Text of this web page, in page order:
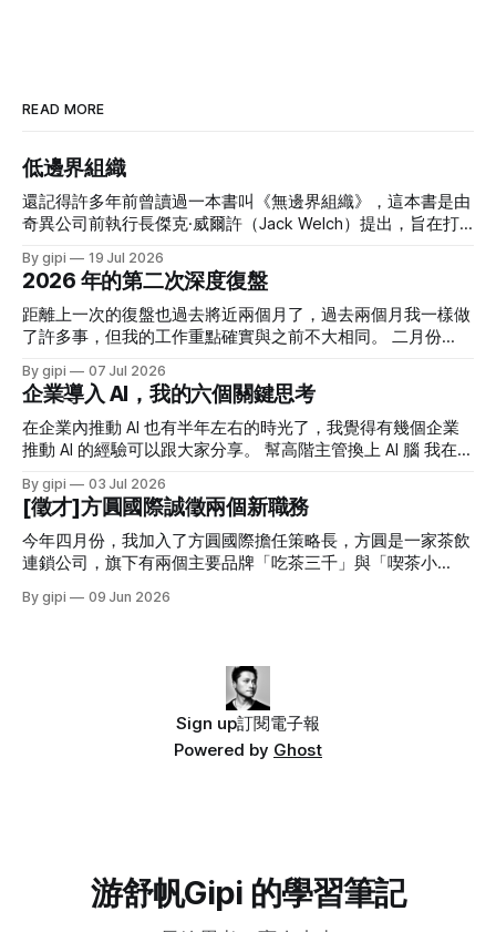
READ MORE
低邊界組織
還記得許多年前曾讀過一本書叫《無邊界組織》，這本書是由
奇異公司前執行長傑克·威爾許（Jack Welch）提出，旨在打
間的藩籬，以促進靈活性、創新和知識流動。 當年讀這本書
時覺得這概念很好，但 我也知道奇異本質上仍是一個高度強
勢、績效導向、中心權力清楚的大型企業。無邊界並不等於弱
化管理，反而是在強烈目標與績效要求下，移除妨礙執行的障
的一種政令宣達 - 你們要好好合作，你們不要樹立穀倉。 思
考的起源 最近因 AI 引入組織內，讓我對企業的組織分工與架
構設計有了許多思考。近幾個月陸續有幾個人問我：「你覺得
AI 時代的組織架構會如何演進？會變得更扁平嗎？」 對於組
標。」(關於組織架構設計，可以參考：公司部門組織架構有
哪些？四種常見的組織架構與優缺點) 組織架構，不是最重要
的問題，優先思考的永遠是目標。 除了組織架構外，近幾年
最常被談論的問題就是「工程師要被 AI 取代了」、「AI
By gipi 19 Jul 2026
2026 年的第二次深度復盤
距離上一次的復盤也過去將近兩個月了，過去兩個月我一樣做
了許多事，但我的工作重點確實與之前不大相同。 二月份
可能，也讓我重拾對工作的深度熱情。而六月份則是在熱情稍
稍消退，回歸客觀思考的一個過渡期。 四月份，我正式接任
方圓策略長一職，把自己的角色放在思考三五年以上的策略。
雖然還在適應中，但我還是有蠻多收穫的。很多艱難的決策是
實。 五六月份，我投入在方圓的時間超過三百小時，這讓我
反思真要做到影響一家公司的整體策略，我得花上多少時間才
夠。這個問題讓我對自己往後的工作方式有了新的啟發。 六
月份，我跟一家合作很久的企業主提案，取消預計要上的年度
直接把課程改成系統顧問案，因為他們遭遇的問題其實完全可
做事的方式，因為他讓效率提升了，也讓很多問題的解決方案
變多了；AI 也改變了我思考的方式，因為「做」變得
By gipi 07 Jul 2026
企業導入 AI，我的六個關鍵思考
在企業內推動 AI 也有半年左右的時光了，我覺得有幾個企業
推動 AI 的經驗可以跟大家分享。 幫高階主管換上 AI 腦 我在五
變》。 很多老闆都在談 AI 的重要性，可他們多數的 AI 知識都
是「聽來的」，而非親身經歷。一個對 AI 沒有足夠了解的主
管，是很難體會 AI 真正的強大，以及 AI 可能具有的限制。 當
高階主管處於這種狀態，公司的各種決策很難進入 AI 時代。
朋友跟我說，這個 AI 就能搞定了。」 「我昨天在網路上看到
By gipi 03 Jul 2026
[徵才]方圓國際誠徵兩個新職務
今年四月份，我加入了方圓國際擔任策略長，方圓是一家茶飲
連鎖公司，旗下有兩個主要品牌「吃茶三千」與「喫茶小
舖在台灣則約有 60 家門市。 我從去年底開始擔任方圓的顧
建置外，我也花了大量的時間重新構思公司的整體策略。 我
們進行了「未來十年不變的事」的策略探討，最終設定了十年
戰略方向，三年目標，以及 2026 年的關鍵任務。 透過這樣深
度的策略思考，我們也藉這個機會盤點了公司目前的人才缺
不同的市場有不同的店型設計，
By gipi 09 Jun 2026
Sign up訂閱電子報
Powered by Ghost
游舒帆Gipi 的學習筆記